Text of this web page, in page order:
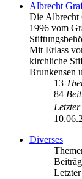
Albrecht
Die Albrecht
1996 vom
Mit Erlass
kirchliche
Brunkensen
13
84
Diverses